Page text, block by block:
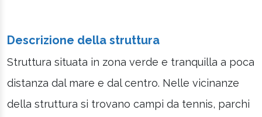
Descrizione della struttura
Struttura situata in zona verde e tranquilla a poca
distanza dal mare e dal centro. Nelle vicinanze
della struttura si trovano campi da tennis, parchi